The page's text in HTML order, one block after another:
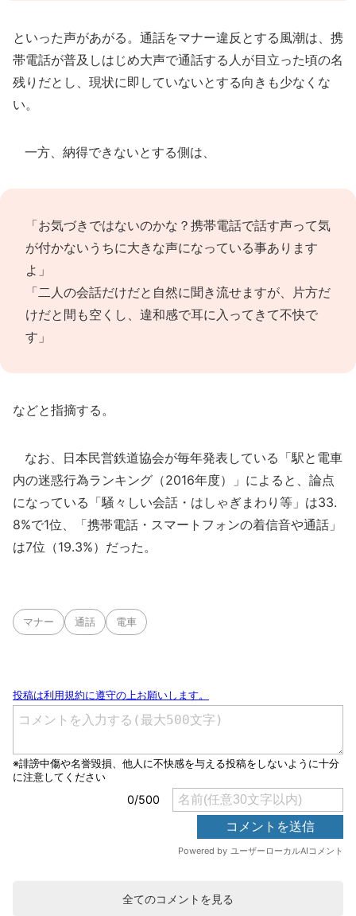
といった声があがる。通話をマナー違反とする風潮は、携
帯電話が普及しはじめ大声で通話する人が目立った頃の名
残りだとし、現状に即していないとする向きも少なくな
い。
一方、納得できないとする側は、
「お気づきではないのかな？携帯電話で話す声って気
が付かないうちに大きな声になっている事あります
よ」
「二人の会話だけだと自然に聞き流せますが、片方だ
けだと間も空くし、違和感で耳に入ってきて不快で
す」
などと指摘する。
なお、日本民営鉄道協会が毎年発表している「駅と電車
内の迷惑行為ランキング（2016年度）」によると、論点
になっている「騒々しい会話・はしゃぎまわり等」は33.
8%で1位、「携帯電話・スマートフォンの着信音や通話」
は7位（19.3%）だった。
マナー 通話 電車
全てのコメントを見る